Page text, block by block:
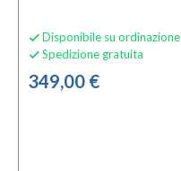
 Disponibile su ordinazione
 Spedizione gratuita
349,00 €